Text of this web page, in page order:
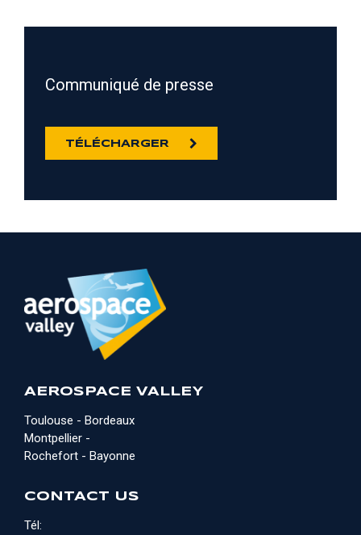
Communiqué de presse
TÉLÉCHARGER
AEROSPACE VALLEY
Toulouse - Bordeaux
Montpellier -
Rochefort - Bayonne
CONTACT US
Tél: